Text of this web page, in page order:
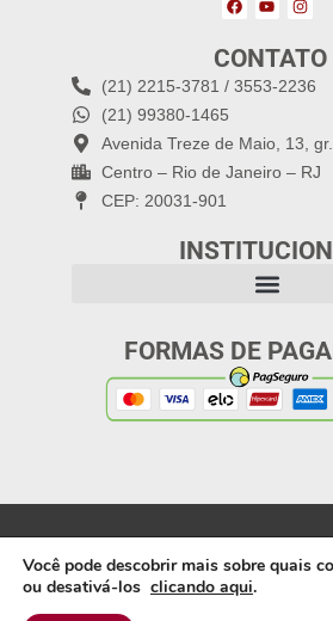
CONTATO
(21) 2215-3781 / 3553-2236
(21) 99380-1465
Avenida Treze de Maio, 13,
Centro – Rio de Janeiro – RJ
CEP: 20031-901
FORMAS DE
Você pode descobrir mais sobre quais
ou desativá-los clicando aqui.